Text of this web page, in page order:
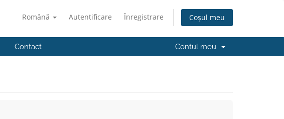
Română Autentificare Înregistrare Coșul meu
Contact Contul meu